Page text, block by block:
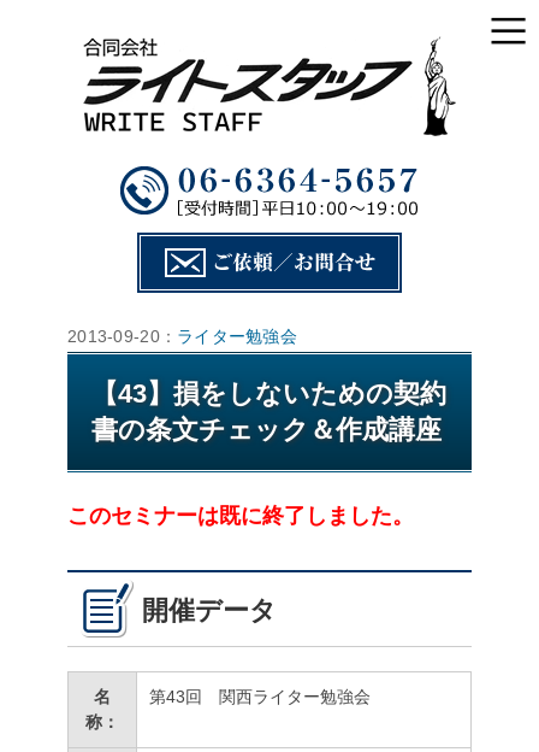
2013-09-20： ライター勉強会
【43】損をしないための契約
書の条文チェック＆作成講座
このセミナーは既に終了しました。
開催データ
名
称：
第43回 関西ライター勉強会